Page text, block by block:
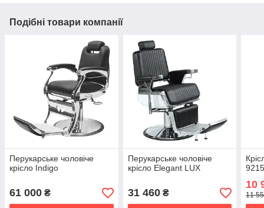
Подібні товари компанії
Перукарське чоловіче
крісло Indigo
61 000 ₴
Перукарське чоловіче
крісло Elegant LUX
31 460₴
10
11